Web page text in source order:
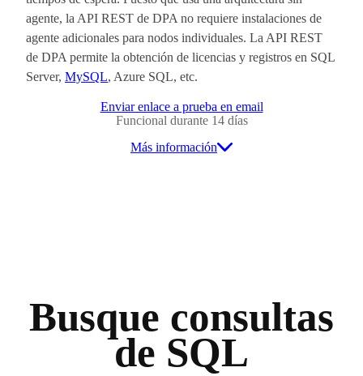
agente, la API REST de DPA no requiere instalaciones de
agente adicionales para nodos individuales. La API REST
de DPA permite la obtención de licencias y registros en SQL
Server, MySQL, Azure SQL, etc.
Enviar enlace a prueba en email
Funcional durante 14 días
Más información
Busque consultas
de SQL